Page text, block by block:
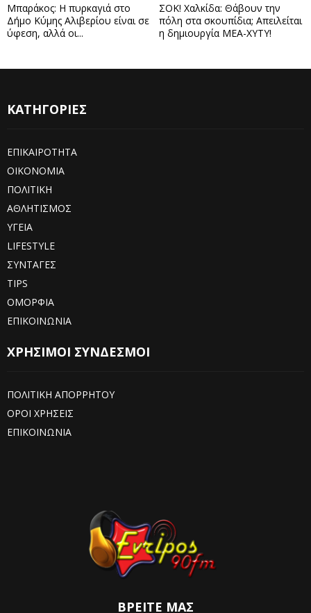
Μπαράκος: Η πυρκαγιά στο
Δήμο Κύμης Αλιβερίου είναι σε
ύφεση, αλλά οι...
ΣΟΚ! Χαλκίδα: Θάβουν την
πόλη στα σκουπίδια; Απειλείται
η δημιουργία ΜΕΑ-ΧΥΤΥ!
ΚΑΤΗΓΟΡΙΕΣ
ΕΠΙΚΑΙΡΟΤΗΤΑ
ΟΙΚΟΝΟΜΙΑ
ΠΟΛΙΤΙΚΗ
ΑΘΛΗΤΙΣΜΟΣ
ΥΓΕΙΑ
LIFESTYLE
ΣΥΝΤΑΓΕΣ
TIPS
ΟΜΟΡΦΙΑ
ΕΠΙΚΟΙΝΩΝΙΑ
ΧΡΗΣΙΜΟΙ ΣΥΝΔΕΣΜΟΙ
ΠΟΛΙΤΙΚΗ ΑΠΟΡΡΗΤΟΥ
ΟΡΟΙ ΧΡΗΣΕΙΣ
ΕΠΙΚΟΙΝΩΝΙΑ
ΒΡΕΊΤΕ ΜΑΣ